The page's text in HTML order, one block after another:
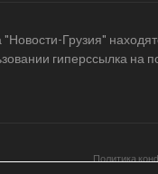
Грузия"
гиперссылка на
Политика